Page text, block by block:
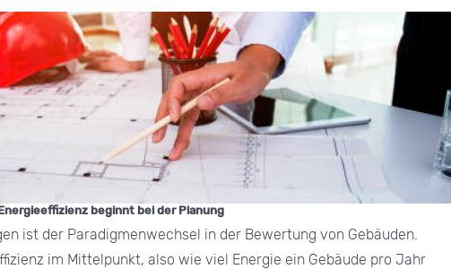
beginnt bei der Planung
ist der Paradigmenwechsel in der Bewertung von Gebäuden.
im Mittelpunkt, also wie viel Energie ein Gebäude pro Jahr